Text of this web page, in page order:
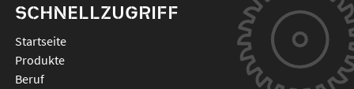
SCHNELLZUGRIFF
Startseite
Produkte
Beruf